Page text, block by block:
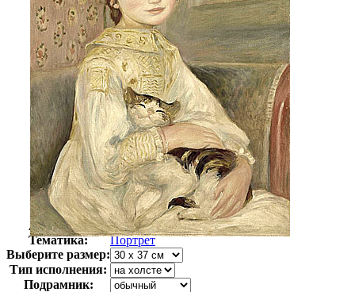
Автор:
Ренуар Пьер
Арт-стиль
Импрессионизм
Тематика:
Портрет
Выберите размер:
Тип исполнения:
Подрамник: